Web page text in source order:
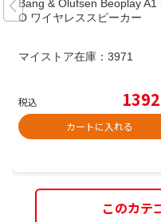
Bang & Olufsen Beoplay A1
O ワイヤレススピーカー
マイストア在庫： 3971
税込
カートに入れる
このカテ